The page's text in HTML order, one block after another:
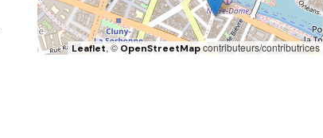
Leaflet, ©OpenStreetMapcontributeurs/contributrices